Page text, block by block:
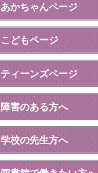
あかちゃんページ
こどもページ
ティーンズページ
障害のある方へ
学校の先生方へ